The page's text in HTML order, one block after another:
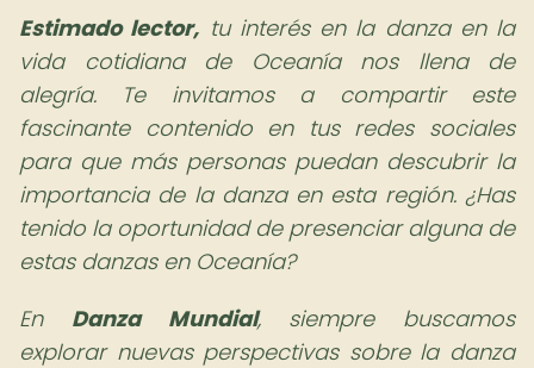
Estimado lector, tu interés en la danza en la
vida cotidiana de Oceanía nos llena de
alegría. Te invitamos a compartir este
fascinante contenido en tus redes sociales
para que más personas puedan descubrir la
importancia de la danza en esta región. ¿Has
tenido la oportunidad de presenciar alguna de
estas danzas en Oceanía?
En Danza Mundial, siempre buscamos
explorar nuevas perspectivas sobre la danza